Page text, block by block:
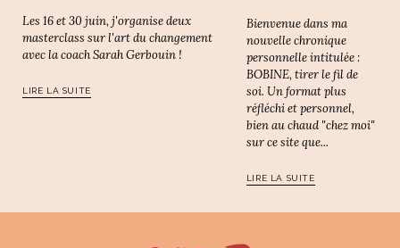
Les 16 et 30 juin, j'organise deux
masterclass sur l'art du changement
avec la coach Sarah Gerbouin !
LIRE LA SUITE
Bienvenue dans ma
nouvelle chronique
personnelle intitulée :
BOBINE, tirer le fil de
soi. Un format plus
réfléchi et personnel,
bien au chaud "chez moi"
sur ce site que...
LIRE LA SUITE